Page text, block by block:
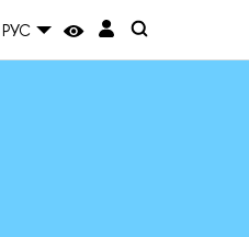
РУС